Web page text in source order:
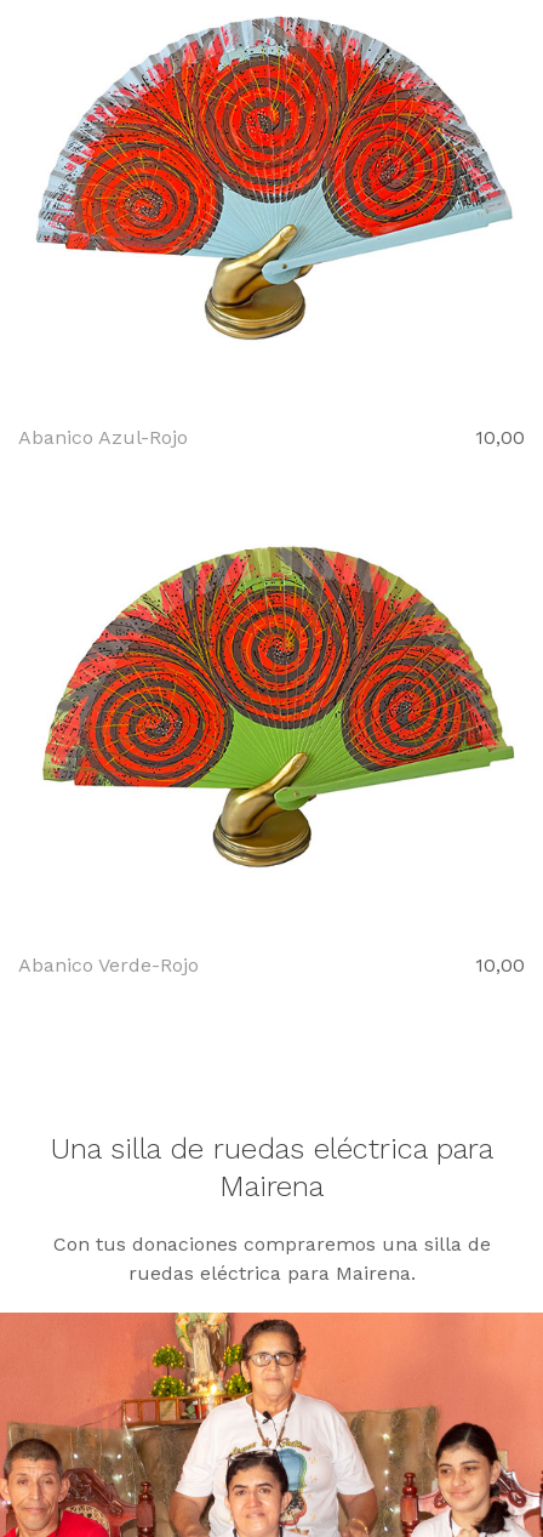
Abanico Azul-Rojo 10,00
Abanico Verde-Rojo 10,00
Una silla de ruedas eléctrica para
Mairena
Con tus donaciones compraremos una silla de
ruedas eléctrica para Mairena.